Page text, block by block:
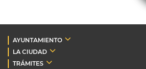
AYUNTAMIENTO
LA CIUDAD
TRÁMITES